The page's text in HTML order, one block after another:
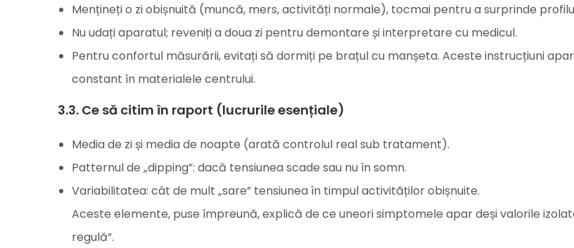
Mențineți o zi obișnuită (muncă, mers, activități normale), tocmai pentru a surprinde
Nu udați aparatul; reveniți a doua zi pentru demontare și interpretare cu medicul.
Pentru confortul măsurării, evitați să dormiți pe brațul cu manșeta. Aceste instrucțiuni
constant în materialele centrului.
3.3. Ce să citim în raport (lucrurile esențiale)
Media de zi și media de noapte (arată controlul real sub tratament).
Patternul de „dipping”: dacă tensiunea scade sau nu în somn.
Variabilitatea: cât de mult „sare” tensiunea în timpul activităților obișnuite.
Aceste elemente, puse împreună, explică de ce uneori simptomele apar deși valorile
regulă”.